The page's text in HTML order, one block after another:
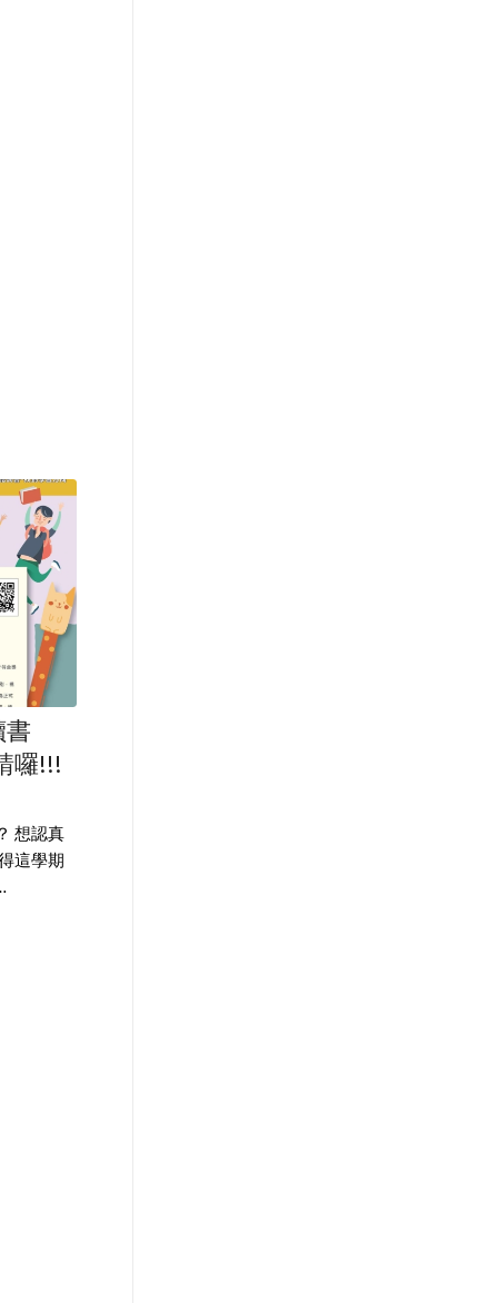
書
囉!!!
想認真
這學期